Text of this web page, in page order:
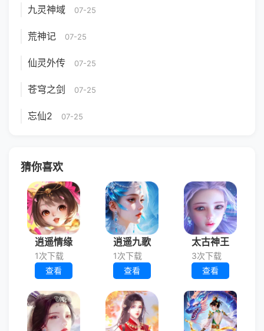
九灵神域 07-25
荒神记 07-25
仙灵外传 07-25
苍穹之剑 07-25
忘仙2 07-25
猜你喜欢
逍遥情缘
1次下载
查看
逍遥九歌
1次下载
查看
太古神王
3次下载
查看